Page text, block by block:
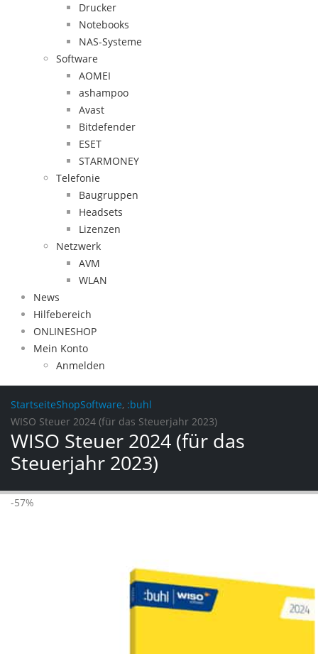
Drucker
Notebooks
NAS-Systeme
Software
AOMEI
ashampoo
Avast
Bitdefender
ESET
STARMONEY
Telefonie
Baugruppen
Headsets
Lizenzen
Netzwerk
AVM
WLAN
News
Hilfebereich
ONLINESHOP
Mein Konto
Anmelden
StartseiteShopSoftware, :buhl
WISO Steuer 2024 (für das Steuerjahr 2023)
WISO Steuer 2024 (für das
Steuerjahr 2023)
-57%